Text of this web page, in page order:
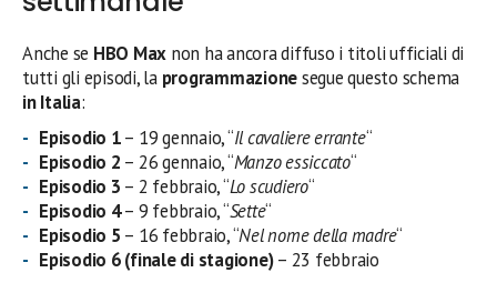
Anche se HBO Max non ha ancora diffuso i titoli ufficiali di
tutti gli episodi, la programmazionesegue questo schema
in Italia:
Episodio 1– 19 gennaio, “Il cavaliere errante“
Episodio 2 – 26 gennaio, “Manzo essiccato“
Episodio 3 – 2 febbraio, “Lo scudiero“
Episodio 4– 9 febbraio, “Sette“
Episodio 5 – 16 febbraio, “Nel nome della madre“
Episodio 6 (finale di stagione)– 23 febbraio